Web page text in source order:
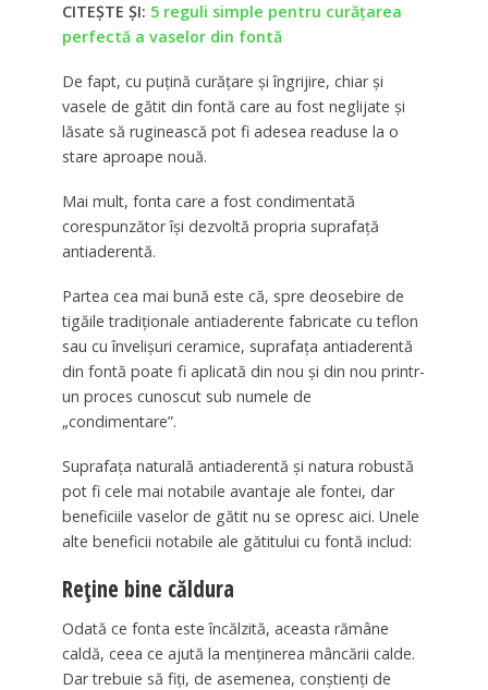
CITEȘTE ȘI: 5 reguli simple pentru curățarea
perfectă a vaselor din fontă
De fapt, cu puțină curățare și îngrijire, chiar și
vasele de gătit din fontă care au fost neglijate și
lăsate să ruginească pot fi adesea readuse la o
stare aproape nouă.
Mai mult, fonta care a fost condimentată
corespunzător își dezvoltă propria suprafață
antiaderentă.
Partea cea mai bună este că, spre deosebire de
tigăile tradiționale antiaderente fabricate cu teflon
sau cu învelișuri ceramice, suprafața antiaderentă
din fontă poate fi aplicată din nou și din nou printr-
un proces cunoscut sub numele de
„condimentare”.
Suprafața naturală antiaderentă și natura robustă
pot fi cele mai notabile avantaje ale fontei, dar
beneficiile vaselor de gătit nu se opresc aici. Unele
alte beneficii notabile ale gătitului cu fontă includ:
Reține bine căldura
Odată ce fonta este încălzită, aceasta rămâne
caldă, ceea ce ajută la menținerea mâncării calde.
Dar trebuie să fiți, de asemenea, conștienți de